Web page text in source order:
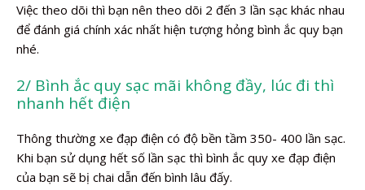
Việc theo dõi thì bạn nên theo dõi 2 đến 3 lần sạc khác nhau
để đánh giá chính xác nhất hiện tượng hỏng bình ắc quy bạn
nhé.
2/ Bình ắc quy sạc mãi không đầy, lúc đi thì
nhanh hết điện
Thông thường xe đạp điện có độ bền tầm 350- 400 lần sạc.
Khi bạn sử dụng hết số lần sạc thì bình ắc quy xe đạp điện
của bạn sẽ bị chai dẫn đến bình lâu đấy.